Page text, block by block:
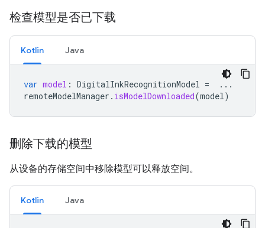
检查模型是否已下载
Kotlin Java
var model : DigitalInkRecognitionModel =
...
remoteModelManager . isModelDownloaded(model)
删除下载的模型
从设备的存储空间中移除模型可以释放空间。
Kotlin Java